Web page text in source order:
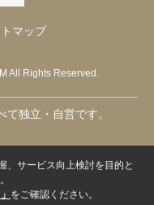
マップ
All Rights Reserved.
独立・自営です。
、サービス向上検討を目的と
をご確認ください。